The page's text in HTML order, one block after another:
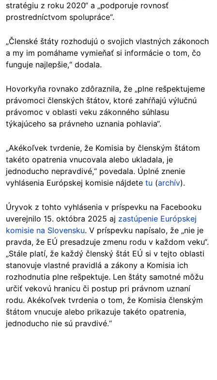
stratégiu z roku 2020“ a „podporuje rovnosť
prostredníctvom spolupráce“.
„Členské štáty rozhodujú o svojich vlastných zákonoch
a my im pomáhame vymieňať si informácie o tom, čo
funguje najlepšie,“ dodala.
Hovorkyňa rovnako zdôraznila, že „plne rešpektujeme
právomoci členských štátov, ktoré zahŕňajú výlučnú
právomoc v oblasti veku zákonného súhlasu
týkajúceho sa právneho uznania pohlavia“.
„Akékoľvek tvrdenie, že Komisia by členským štátom
takéto opatrenia vnucovala alebo ukladala, je
jednoducho nepravdivé,“ povedala. Úplné znenie
vyhlásenia Európskej komisie nájdete tu (archív).
Úryvok z tohto vyhlásenia v príspevku na Facebooku
uverejnilo 15. októbra 2025 aj zastúpenie Európskej
komisie na Slovensku. V príspevku napísalo, že „nie je
pravda, že EÚ presadzuje zmenu rodu v každom veku“.
„Stále platí, že každý členský štát EÚ si v tejto oblasti
stanovuje vlastné pravidlá a zákony a Komisia ich
rozhodnutia plne rešpektuje. Len štáty samotné môžu
určiť vekovú hranicu či postup pri právnom uznaní
rodu. Akékoľvek tvrdenia o tom, že Komisia členským
štátom vnucuje alebo prikazuje takéto opatrenia,
jednoducho nie sú pravdivé.“